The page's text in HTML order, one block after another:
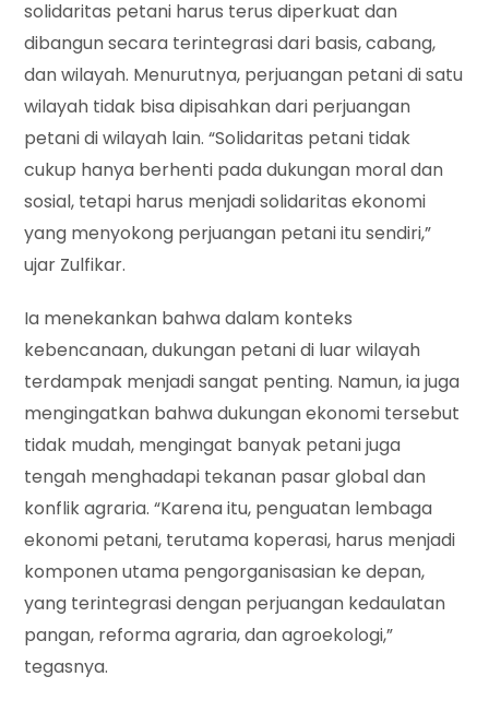
solidaritas petani harus terus diperkuat dan
dibangun secara terintegrasi dari basis, cabang,
dan wilayah. Menurutnya, perjuangan petani di satu
wilayah tidak bisa dipisahkan dari perjuangan
petani di wilayah lain. “Solidaritas petani tidak
cukup hanya berhenti pada dukungan moral dan
sosial, tetapi harus menjadi solidaritas ekonomi
yang menyokong perjuangan petani itu sendiri,”
ujar Zulfikar.
Ia menekankan bahwa dalam konteks
kebencanaan, dukungan petani di luar wilayah
terdampak menjadi sangat penting. Namun, ia juga
mengingatkan bahwa dukungan ekonomi tersebut
tidak mudah, mengingat banyak petani juga
tengah menghadapi tekanan pasar global dan
konflik agraria. “Karena itu, penguatan lembaga
ekonomi petani, terutama koperasi, harus menjadi
komponen utama pengorganisasian ke depan,
yang terintegrasi dengan perjuangan kedaulatan
pangan, reforma agraria, dan agroekologi,”
tegasnya.